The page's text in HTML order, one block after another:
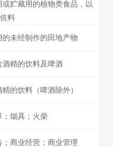
或贮藏用的植物类食品，以
料
的未经制作的田地产物
酒精的饮料及啤酒
的饮料（啤酒除外）
；烟具；火柴
；商业经营；商业管理